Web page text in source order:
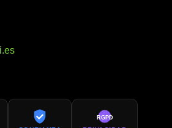
RGPD